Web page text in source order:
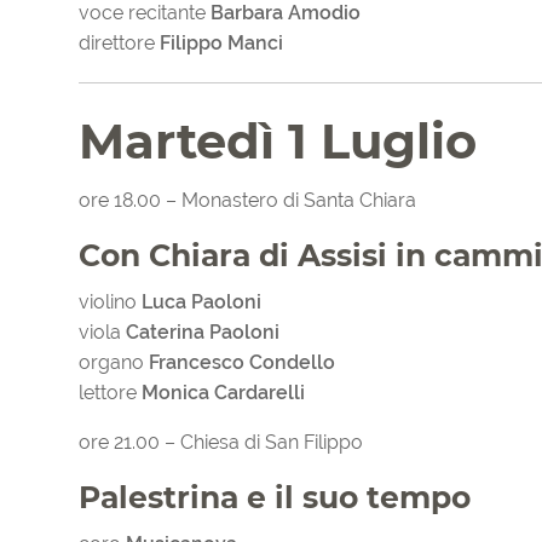
voce recitante Barbara Amodio
direttore Filippo Manci
Martedì 1 Luglio
ore 18.00 – Monastero di Santa Chiara
Con Chiara di Assisi in
violino Luca Paoloni
viola Caterina Paoloni
organo Francesco Condello
lettore Monica Cardarelli
ore 21.00 – Chiesa di San Filippo
Palestrina e il suo tempo